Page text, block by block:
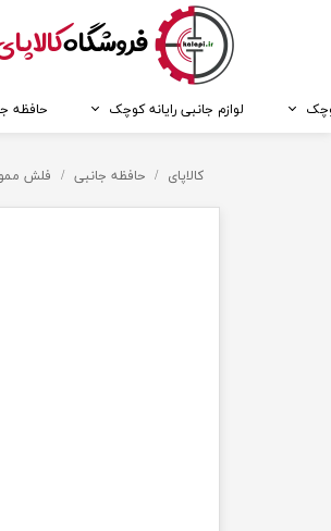
​فروشگاه
لوازم جانبی رایانه کوچک حافظه
کالاپای حافظه جانبی فلش